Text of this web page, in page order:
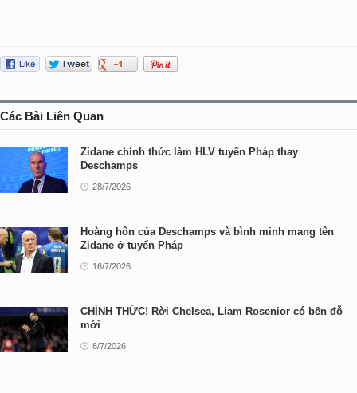
Các Bài Liên Quan
Zidane chính thức làm HLV tuyển Pháp thay
Deschamps
28/7/2026
Hoàng hôn của Deschamps và bình minh mang tên
Zidane ở tuyển Pháp
16/7/2026
CHÍNH THỨC! Rời Chelsea, Liam Rosenior có bến đỗ
mới
8/7/2026